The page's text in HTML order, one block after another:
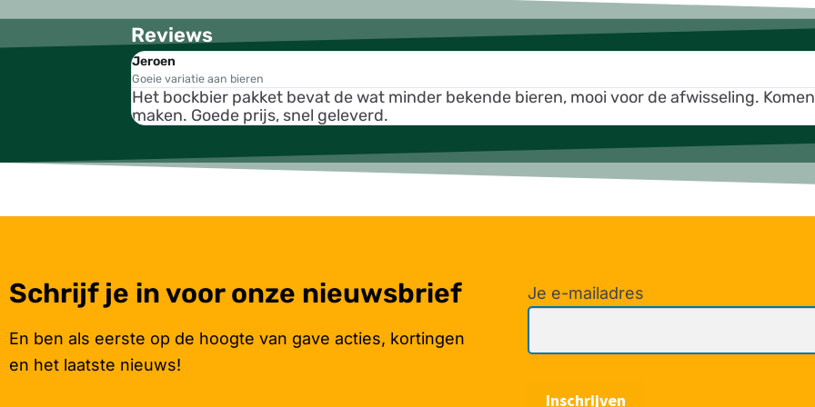
Reviews
Jeroen
Goeie variatie aan bieren
Het bockbier pakket bevat de wat minder bekende bieren, mooi voor de afwisseling.
maken. Goede prijs, snel geleverd.
Schrijf je in voor onze nieuwsbrief
En ben als eerste op de hoogte van gave acties, kortingen
en het laatste nieuws!
Je e-mailadres